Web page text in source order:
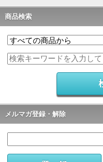
商品検索
メルマガ登録・解除